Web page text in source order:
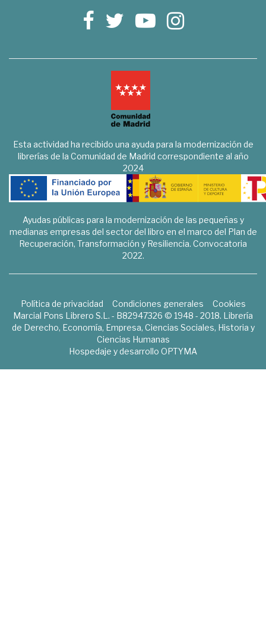
Esta actividad ha recibido una ayuda para la modernización de
librerías de la Comunidad de Madrid correspondiente al año
2024
Ayudas públicas para la modernización de las pequeñas y
medianas empresas del sector del libro en el marco del Plan de
Recuperación, Transformación y Resiliencia. Convocatoria
2022.
Política de privacidad Condiciones generales
Cookies
Marcial Pons Librero S.L. - B82947326 © 1948 - 2018. Librería
de Derecho, Economía, Empresa, Ciencias Sociales, Historia y
Ciencias Humanas
Hospedaje y desarrollo OPTYMA